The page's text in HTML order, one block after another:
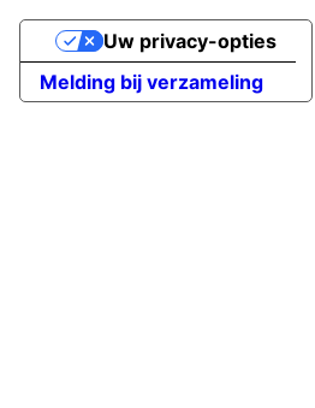
Melding bij verzameling
Uw privacy-opties